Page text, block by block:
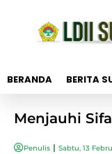
BERANDA BERITA
Menjauhi
Penulis Sabtu, 13